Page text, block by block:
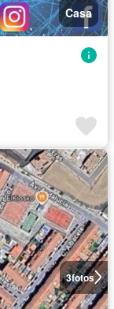
Casa
3fotos